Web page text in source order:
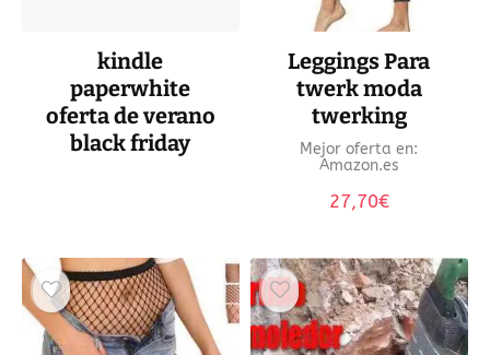
kindle
paperwhite
oferta de verano
black friday
Leggings Para
twerk moda
twerking
Mejor oferta en:
Amazon.es
27,70€